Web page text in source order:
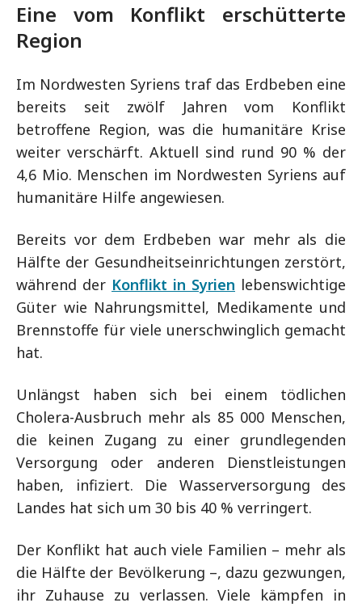
Eine vom Konflikt erschütterte
Region
Im Nordwesten Syriens traf das Erdbeben eine
bereits seit zwölf Jahren vom Konflikt
betroffene Region, was die humanitäre Krise
weiter verschärft. Aktuell sind rund 90 % der
4,6 Mio. Menschen im Nordwesten Syriens auf
humanitäre Hilfe angewiesen.
Bereits vor dem Erdbeben war mehr als die
Hälfte der Gesundheitseinrichtungen zerstört,
während der Konflikt in Syrien lebenswichtige
Güter wie Nahrungsmittel, Medikamente und
Brennstoffe für viele unerschwinglich gemacht
hat.
Unlängst haben sich bei einem tödlichen
Cholera-Ausbruch mehr als 85 000 Menschen,
die keinen Zugang zu einer grundlegenden
Versorgung oder anderen Dienstleistungen
haben, infiziert. Die Wasserversorgung des
Landes hat sich um 30 bis 40 % verringert.
Der Konflikt hat auch viele Familien – mehr als
die Hälfte der Bevölkerung –, dazu gezwungen,
ihr Zuhause zu verlassen. Viele kämpfen in